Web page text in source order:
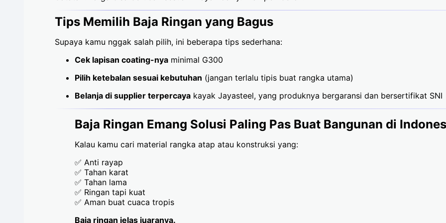
Tips Memilih Baja Ringan yang Bagus
Supaya kamu nggak salah pilih, ini beberapa tips sederhana:
Cek lapisan coating-nya minimal G300
Pilih ketebalan sesuai kebutuhan (jangan terlalu tipis buat rangka utama)
Belanja di supplier terpercaya kayak Jayasteel, yang produknya bergaransi dan bersertifikat SNI
Baja Ringan Emang Solusi Paling Pas Buat Bangunan di
Kalau kamu cari material rangka atap atau konstruksi yang:
✅ Anti rayap
✅ Tahan karat
✅ Tahan lama
✅ Ringan tapi kuat
✅ Aman buat cuaca tropis
Baja ringan jelas juaranya.